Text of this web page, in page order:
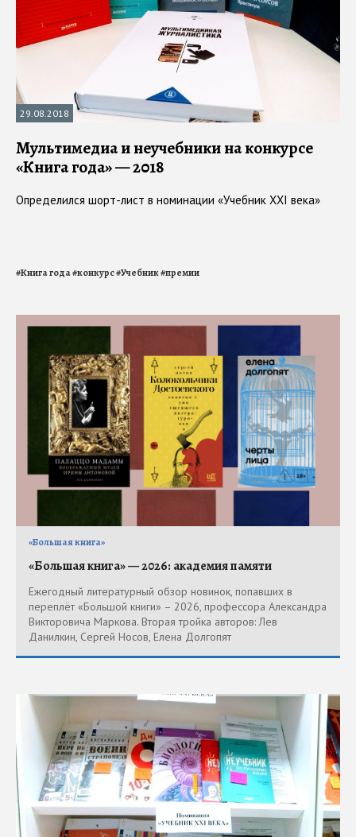
29.08.2018
Мультимедиа и неучебники на конкурсе
«Книга года» — 2018
Определился шорт-лист в номинации «Учебник XXI века»
#Книга года#конкурс#Учебник#премии
«Большая книга»
«Большая книга» — 2026: академия памяти
Ежегодный литературный обзор новинок, попавших в
переплёт «Большой книги» – 2026, профессора Александра
Викторовича Маркова. Вторая тройка авторов: Лев
Данилкин, Сергей Носов, Елена Долгопят